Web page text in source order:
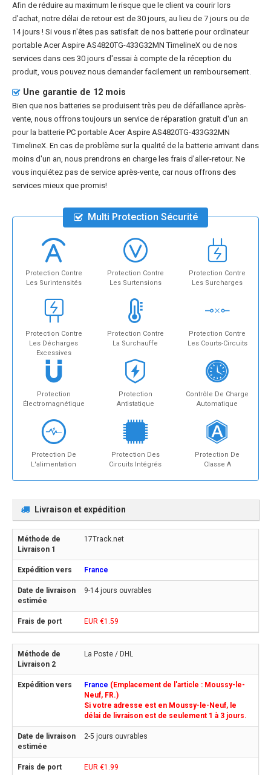
Afin de réduire au maximum le risque que le client va courir lors
d'achat, notre délai de retour est de 30 jours, au lieu de 7 jours ou de
14 jours ! Si vous n'êtes pas satisfait de nos batterie pour ordinateur
portable Acer Aspire AS4820TG-433G32MN TimelineX ou de nos
services dans ces 30 jours d'essai à compte de la réception du
produit, vous pouvez nous demander facilement un remboursement.
Une garantie de 12 mois
Bien que nos batteries se produisent très peu de défaillance après-
vente, nous offrons toujours un service de réparation gratuit d'un an
pour la batterie PC portable Acer Aspire AS4820TG-433G32MN
TimelineX. En cas de problème sur la qualité de la batterie arrivant dans
moins d'un an, nous prendrons en charge les frais d'aller-retour. Ne
vous inquiétez pas de service après-vente, car nous offrons des
services mieux que promis!
Multi Protection Sécurité
Protection Contre
Les Surintensités
Protection Contre
Les Surtensions
Protection Contre
Les Surcharges
Protection Contre
Les Décharges
Excessives
Protection Contre
La Surchauffe
Protection Contre
Les Courts-Circuits
Protection
Électromagnétique
Protection
Antistatique
Contrôle De Charge
Automatique
Protection De
L'alimentation
Protection Des
Circuits Intégrés
Protection De
Classe A
Livraison et expédition
17Track.net
France
9-14 jours ouvrables
EUR €1.59
La Poste / DHL
France (Emplacement de l'article : Moussy-le-
Neuf, FR.)
Si votre adresse est en Moussy-le-Neuf, le
délai de livraison est de seulement 1 à 3 jours.
2-5 jours ouvrables
EUR €1.99